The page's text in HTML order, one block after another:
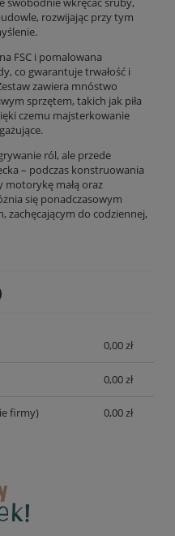
rozwijając przy tym
FSC i pomalowana
co gwarantuje trwałość i
zawiera mnóstwo
sprzętem, takich jak piła
czemu majsterkowanie
ról, ale przede
– podczas konstruowania
motorykę małą oraz
się ponadczasowym
zachęcającym do codziennej,
płatności
0,00 zł
0,00 zł
firmy) 0,00 zł